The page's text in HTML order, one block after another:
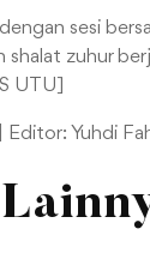
sesi
shalat zuhur
UTU]
Editor: Yuhdi